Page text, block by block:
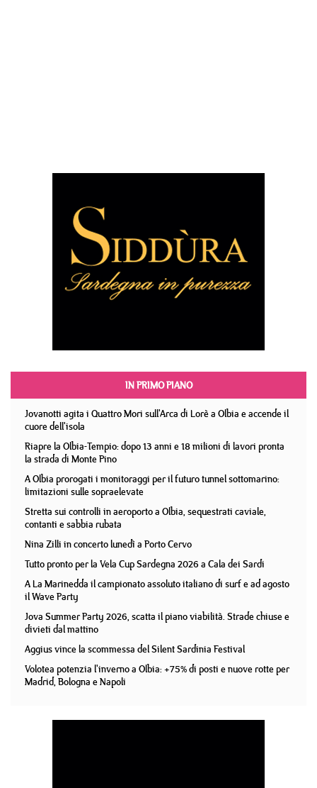
IN PRIMO PIANO
Jovanotti agita i Quattro Mori sull'Arca di Lorè a Olbia e accende il
cuore dell'isola
Riapre la Olbia-Tempio: dopo 13 anni e 18 milioni di lavori pronta
la strada di Monte Pino
A Olbia prorogati i monitoraggi per il futuro tunnel sottomarino:
limitazioni sulle sopraelevate
Stretta sui controlli in aeroporto a Olbia, sequestrati caviale,
contanti e sabbia rubata
Nina Zilli in concerto lunedì a Porto Cervo
Tutto pronto per la Vela Cup Sardegna 2026 a Cala dei Sardi
A La Marinedda il campionato assoluto italiano di surf e ad agosto
il Wave Party
Jova Summer Party 2026, scatta il piano viabilità. Strade chiuse e
divieti dal mattino
Aggius vince la scommessa del Silent Sardinia Festival
Volotea potenzia l'inverno a Olbia: +75% di posti e nuove rotte per
Madrid, Bologna e Napoli